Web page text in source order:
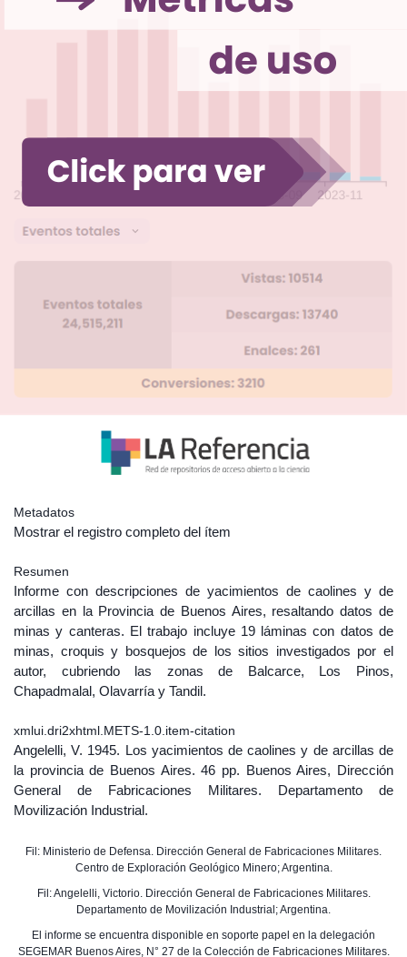
Metadatos
Mostrar el registro completo del ítem
Resumen
Informe con descripciones de yacimientos de caolines y de
arcillas en la Provincia de Buenos Aires, resaltando datos de
minas y canteras. El trabajo incluye 19 láminas con datos de
minas, croquis y bosquejos de los sitios investigados por el
autor, cubriendo las zonas de Balcarce, Los Pinos,
Chapadmalal, Olavarría y Tandil.
xmlui.dri2xhtml.METS-1.0.item-citation
Angelelli, V. 1945. Los yacimientos de caolines y de arcillas de
la provincia de Buenos Aires. 46 pp. Buenos Aires, Dirección
General de Fabricaciones Militares. Departamento de
Movilización Industrial.
Fil: Ministerio de Defensa. Dirección General de Fabricaciones Militares.
Centro de Exploración Geológico Minero; Argentina.
Fil: Angelelli, Victorio. Dirección General de Fabricaciones Militares.
Departamento de Movilización Industrial; Argentina.
El informe se encuentra disponible en soporte papel en la delegación
SEGEMAR Buenos Aires, N° 27 de la Colección de Fabricaciones Militares.